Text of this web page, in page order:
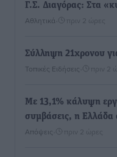
Γ.Σ. Διαγόρας: Στα
Αθλητικά πριν 2 ώρες
Σύλληψη 21χρονου
Τοπικές Ειδήσεις πριν 2
Με 13,1% κάλυψη
συμβάσεις, η Ελλάδα
Απόψεις πριν 2 ώρες